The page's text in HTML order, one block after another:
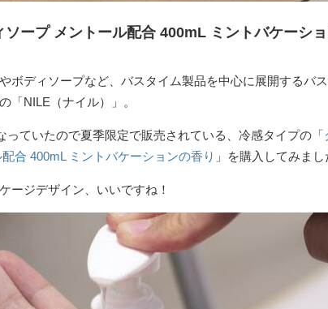
ープ メントール配合 400mL ミントバケーシ
ボディソープなど、バスタイム製品を中心に展開するバ
「NILE（ナイル）」。
っていたので夏季限定で販売されている、冷感タイプの「
合 400mL ミントバケーションの香り 」を購入してみまし
ージデザイン、いいですね！